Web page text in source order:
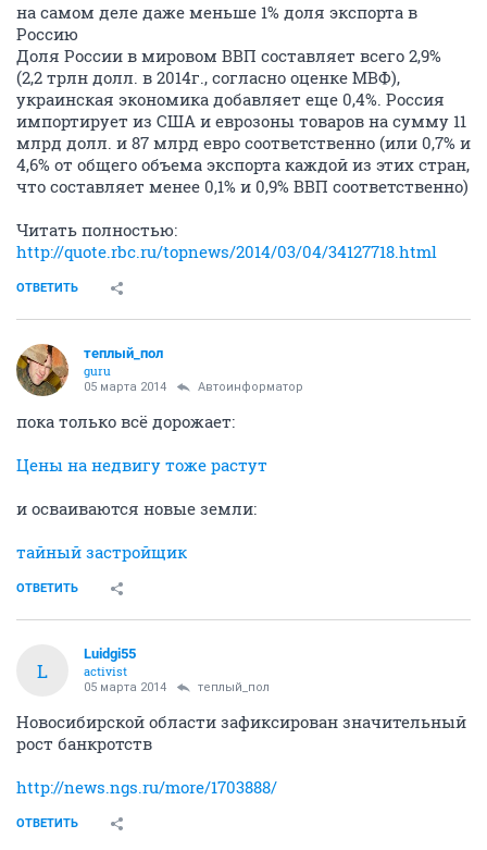
на самом деле даже меньше 1% доля экспорта в
Россию
Доля России в мировом ВВП составляет всего 2,9%
(2,2 трлн долл. в 2014г., согласно оценке МВФ),
украинская экономика добавляет еще 0,4%. Россия
импортирует из США и еврозоны товаров на сумму 11
млрд долл. и 87 млрд евро соответственно (или 0,7% и
4,6% от общего объема экспорта каждой из этих стран,
что составляет менее 0,1% и 0,9% ВВП соответственно)
Читать полностью:
http://quote.rbc.ru/topnews/2014/03/04/34127718.html
ОТВЕТИТЬ
теплый_пол
guru
05 марта 2014 Автоинформатор
пока только всё дорожает:
Цены на недвигу тоже растут
и осваиваются новые земли:
тайный застройщик
ОТВЕТИТЬ
L
Luidgi55
activist
05 марта 2014 теплый_пол
Новосибирской области зафиксирован значительный
рост банкротств
http://news.ngs.ru/more/1703888/
ОТВЕТИТЬ